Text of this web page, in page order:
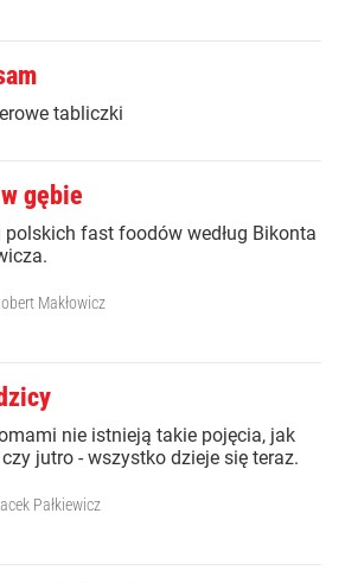
tabliczki
gębie
polskich fast foodów według Bikonta
Makłowicz
nie istnieją takie pojęcia, jak
jutro - wszystko dzieje się teraz.
Pałkiewicz